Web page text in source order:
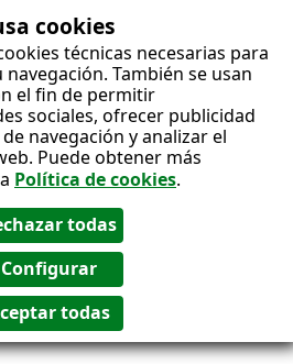
cookies
técnicas necesarias para
También se usan
el fin de permitir
sociales, ofrecer publicidad
navegación y analizar el
Puede obtener más
Política de cookies.